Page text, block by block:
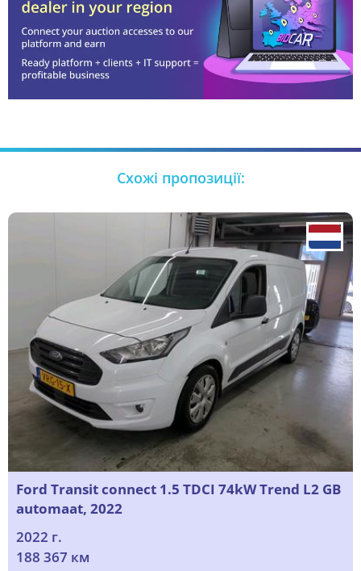
Схожі пропозиції:
Ford Transit connect 1.5 TDCI 74kW Trend L2 GB
automaat, 2022
2022 г.
188 367 км